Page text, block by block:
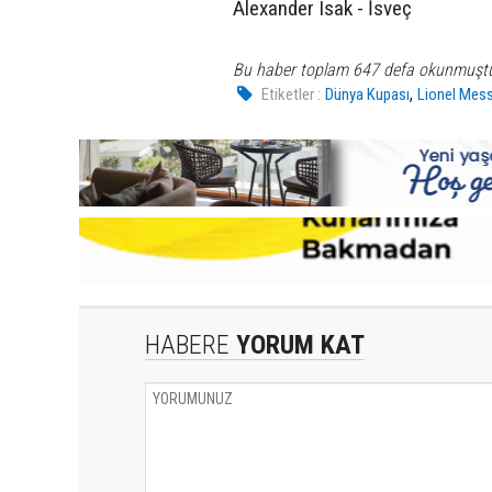
Alexander Isak - İsveç
Bu haber toplam 647 defa
Etiketler : Dünya Kupası,Lionel
HABERE YORUM KAT